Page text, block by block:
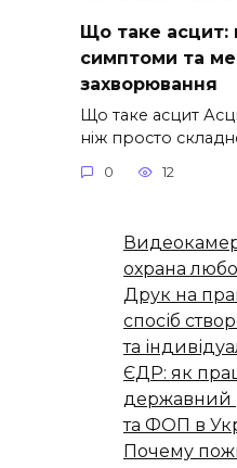
Що таке асцит:
симптоми та
захворювання
Що таке асцит
ніж просто
0 12
охрана
Друк на
спосіб
та
ЄДР: як
державний
та ФОП в
Почему